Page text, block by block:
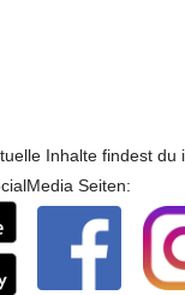
Inhalte findest du
Seiten: